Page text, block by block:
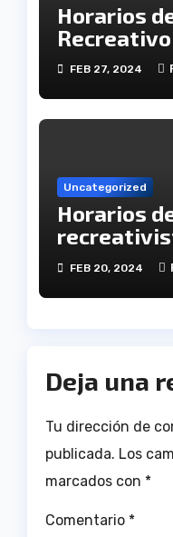
Horarios
Recreativo
FEB 27, 2024
Uncategorized
Horarios
FEB 20, 2024
Deja una
Tu dirección de
publicada. Los
marcados con *
Comentario *